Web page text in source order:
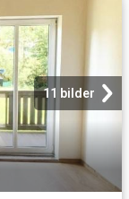
11 bilder